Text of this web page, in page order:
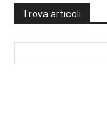
Trova articoli